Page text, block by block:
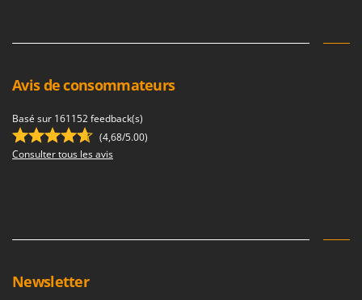
Avis de consommateurs
Basé sur 161152 feedback(s)
(4,68/5.00)
Consulter tous les avis
Newsletter